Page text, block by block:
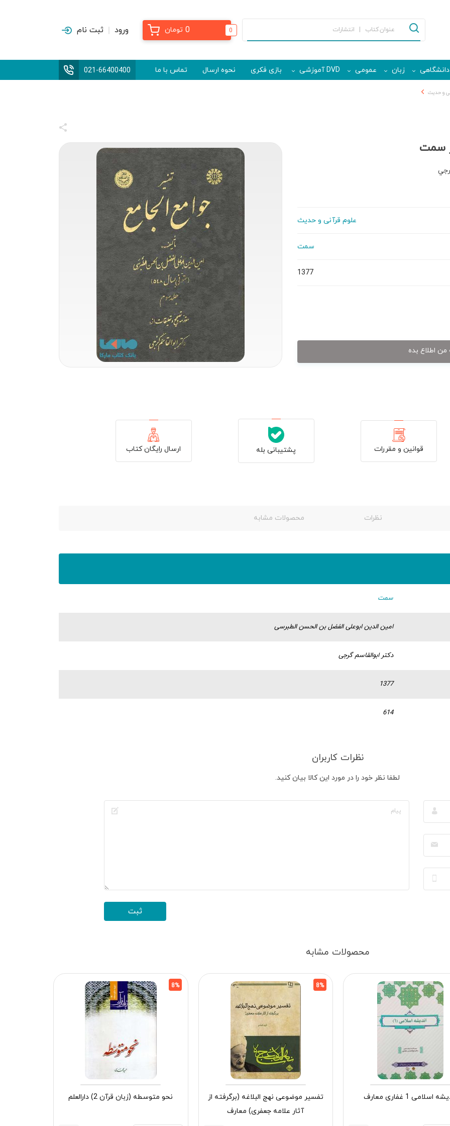
0
0 تومان ورود ثبت نام
دانشگاهی زبان عمومی DVD آموزشی بازی فکری نحوه ارسال تماس با ما 021-66400400
و حدیث
سمت
علوم قرآنی و حدیث
سمت
1377
اطلاع بده
قوانین و مقررات پشتیبانی بله ارسال رایگان کتاب
نظرات محصولات مشابه
سمت
امین الدین ابوعلى الفضل بن الحسن الطبرسى
دکتر ابوالقاسم گرجى
1377
614
نظرات کاربران
لطفا نظر خود را در مورد این کالا بیان کنید.
محصولات مشابه
اسلامی 1 غفاری معارف
8%
تفسیر موضوعی نهج البلاغه (برگرفته از
آثار علامه جعفری) معارف
8%
نحو متوسطه (زبان قرآن 2) دارالعلم